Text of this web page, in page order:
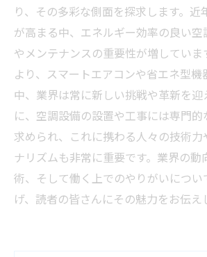
り、その多彩な側面を探求します。近
が高まる中、エネルギー効率の良い空
やメンテナンスの重要性が増していま
より、スマートエアコンや省エネ型機
中、業界は常に新しい挑戦や革新を迎
に、空調設備の設置や工事には専門
求められ、これに携わる人々の技術力
ナリズムも非常に重要です。業界の動
術、そして働く上でのやりがいについ
げ、読者の皆さんにその魅力をお伝え